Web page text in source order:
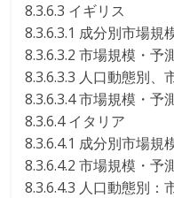
8.3.6.3 イギリス
8.3.6.3.1 成分別市場規
8.3.6.3.2 市場規模・予
8.3.6.3.3 人口動態別、
8.3.6.3.4 市場規模・予
8.3.6.4 イタリア
8.3.6.4.1 成分別市場規
8.3.6.4.2 市場規模・予
8.3.6.4.3 人口動態別：